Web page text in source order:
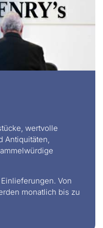
wertvolle
Antiquitäten,
Von
monatlich bis zu